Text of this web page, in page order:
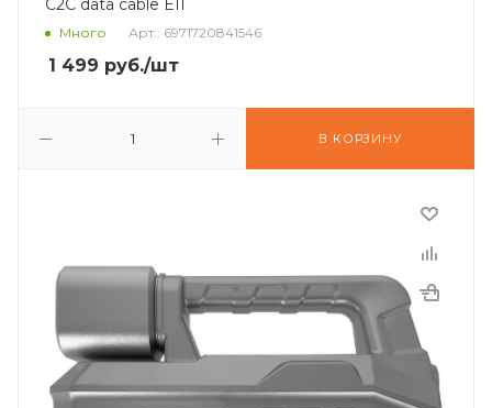
C2C data cable EI1
Много Арт.: 6971720841546
1 499 руб./шт
В КОРЗИНУ